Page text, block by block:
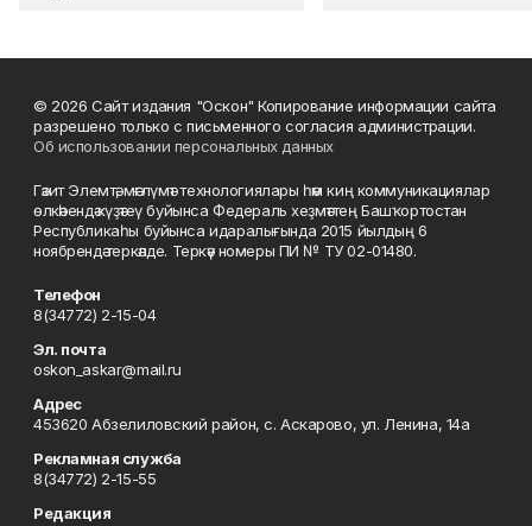
© 2026 Сайт издания "Оскон" Копирование информации сайта
разрешено только с письменного согласия администрации.
Об использовании персональных данных
Гәзит Элемтә, мәғлүмәт технологиялары һәм киң коммуникациялар
өлкәһендә күҙәтеү буйынса Федераль хеҙмәттең Башҡортостан
Республикаһы буйынса идаралығында 2015 йылдың 6
ноябрендә теркәлде. Теркәү номеры ПИ № ТУ 02-01480.
Телефон
8(34772) 2-15-04
Эл. почта
oskon_askar@mail.ru
Адрес
453620 Абзелиловский район, с. Аскарово, ул. Ленина, 14а
Рекламная служба
8(34772) 2-15-55
Редакция